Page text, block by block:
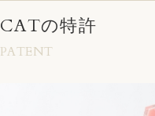
CATの特許
PATENT